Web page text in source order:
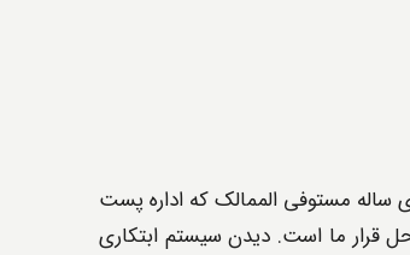
ساله مستوفی الممالک که اداره پست
قرار ما است. دیدن سیستم ابتکاری